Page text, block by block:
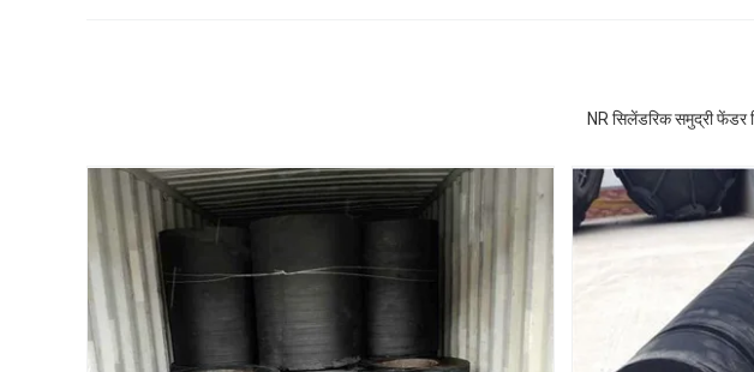
NR सिलेंडरिक समुद्री फेंडर